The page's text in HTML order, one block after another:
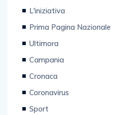
L'iniziativa
Prima Pagina Nazionale
Ultimora
Campania
Cronaca
Coronavirus
Sport